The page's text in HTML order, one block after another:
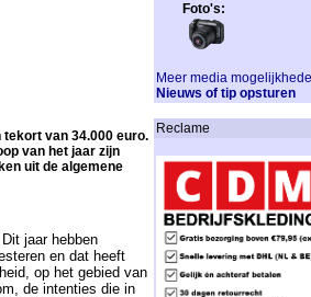
van 34.000 euro.
van het jaar zijn
uit de algemene
jaar hebben
en dat heeft
op het gebied van
de intenties die in
Foto's:
Meer media
Nieuws of tip opsturen
Reclame